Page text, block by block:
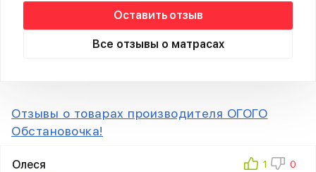
Оставить отзыв
Все отзывы о матрасах
Отзывы о товарах производителя ОГОГО
Обстановочка!
Олеся